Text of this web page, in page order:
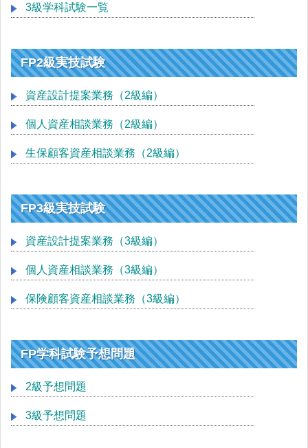
3級学科試験一覧
FP2級実技試験
資産設計提案業務（2級編）
個人資産相談業務（2級編）
生保顧客資産相談業務（2級編）
FP3級実技試験
資産設計提案業務（3級編）
個人資産相談業務（3級編）
保険顧客資産相談業務（3級編）
FP学科試験予想問題
2級予想問題
3級予想問題